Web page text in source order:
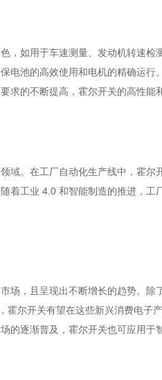
，如用于车速测量、发动机转速
电池的高效使用和电机的精确运
求的不断提高，霍尔开关的高性能
域。在工厂自动化生产线中，霍
着工业 4.0 和智能制造的推进，
场，且呈现出不断增长的趋势。
霍尔开关有望在这些新兴消费电
的逐渐普及，霍尔开关也可应用于